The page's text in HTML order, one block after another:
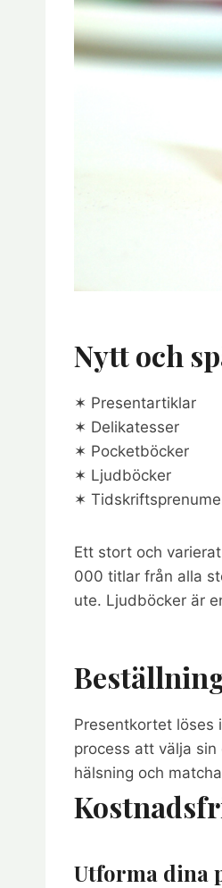
Nytt och
✶ Presentartiklar
✶ Delikatesser
✶ Pocketböcker
✶ Ljudböcker
✶
Ett stort och
000 titlar från alla
ute. Ljudböcker är
Presentkortet löses
process att välja
hälsning och
Utforma dina